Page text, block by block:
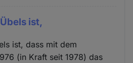
ist,
ist, dass mit dem
(in Kraft seit 1978) das